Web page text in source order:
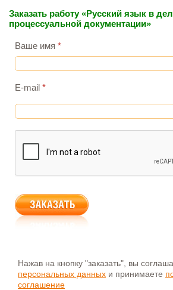
Заказать работу «Русский язык в
процессуальной документации»
Ваше имя *
E-mail *
Нажав на кнопку "заказать", вы
персональных данных и принимаете
соглашение